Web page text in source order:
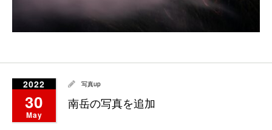
2022
30
May
写真up
南岳の写真を追加